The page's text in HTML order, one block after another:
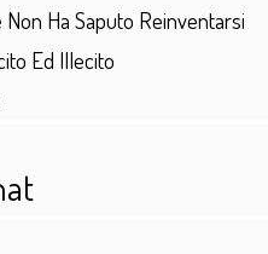
Ha Saputo Reinventarsi
Ed Illecito
Letti